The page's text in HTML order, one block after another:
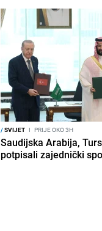
/SVIJET I PRIJE OKO 3H
Saudijska Arabija,
potpisali zajednički